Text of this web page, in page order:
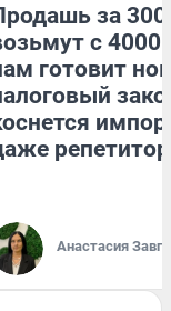
за
с
готовит
Анастасия